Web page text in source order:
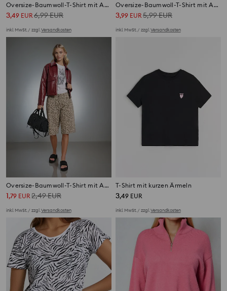
Oversize-Baumwoll-T-Shirt mit Aufdruck
3,49 EUR 6,99EUR
inkl. MwSt. / zzgl.Versandkosten
Oversize-Baumwoll-T-Shirt mit Aufdruck
3,99 EUR 5,99EUR
inkl. MwSt. / zzgl.Versandkosten
Oversize-Baumwoll-T-Shirt mit Aufdruck
1,79 EUR2,49EUR
inkl. MwSt. / zzgl.Versandkosten
T-Shirt mit kurzen Ärmeln
3,49 EUR
inkl. MwSt. / zzgl.Versandkosten